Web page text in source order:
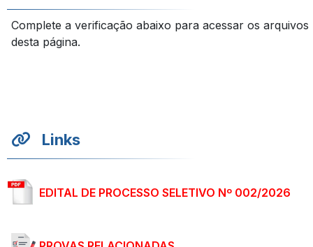
Complete a verificação abaixo para acessar os arquivos
desta página.
Links
EDITAL DE PROCESSO SELETIVO Nº 002/2026